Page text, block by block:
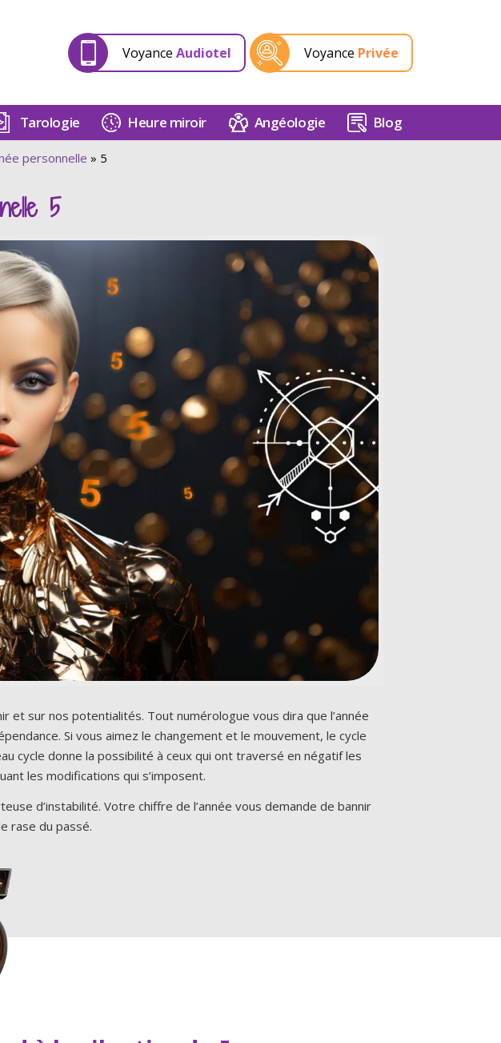
Voyance Audiotel Voyance Privée
Tarologie Heure miroir Angéologie Blog
personnelle » 5
5
et sur nos potentialités. Tout numérologue vous dira que l’année
Si vous aimez le changement et le mouvement, le cycle
cycle donne la possibilité à ceux qui ont traversé en négatif les
les modifications qui s’imposent.
d’instabilité. Votre chiffre de l’année vous demande de bannir
rase du passé.